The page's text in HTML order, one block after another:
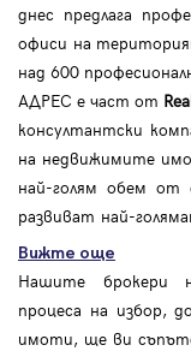
днес предлага
офиси на
над 600
АДРЕС е част от
консултантски
на недвижимите
най-голям обем от
развиват най-
Вижте още
Нашите брокери
процеса на избор,
имоти, ще ви